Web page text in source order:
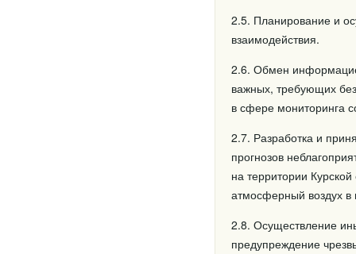
2.5. Планирование и
взаимодействия.
2.6. Обмен
важных, требующих
в сфере мониторинга
2.7. Разработка и
прогнозов
на территории
атмосферный воздух
2.8. Осуществление
предупреждение